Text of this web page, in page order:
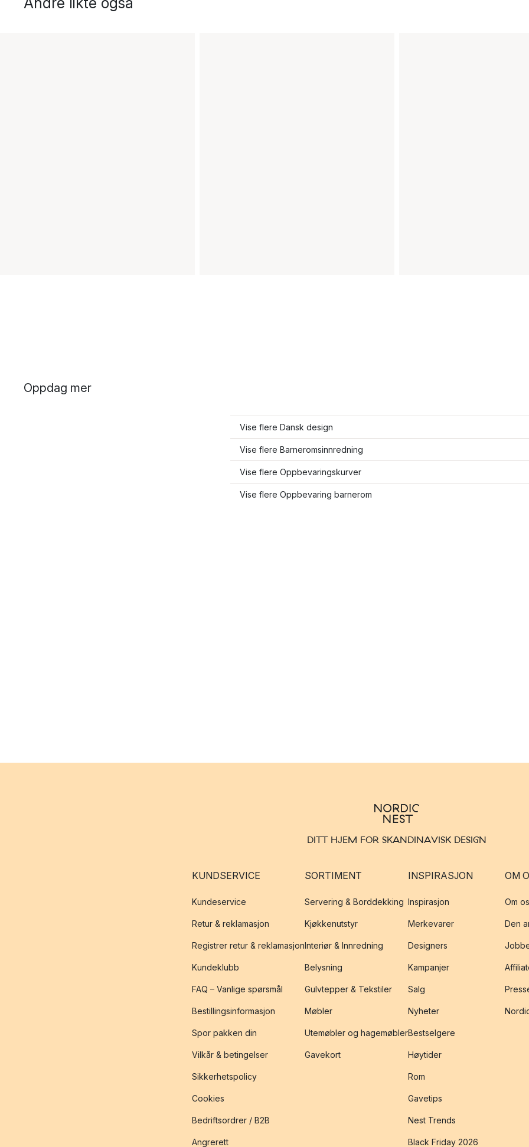
Oppdag mer
Vise flere Dansk design
Vise flere Barneromsinnredning
Vise flere Oppbevaringskurver
Vise flere Oppbevaring barnerom
DITT HJEM FOR SKANDINAVISK DESIGN
KUNDSERVICE
Kundeservice
Retur & reklamasjon
Registrer retur & reklamasjon
Kundeklubb
FAQ – Vanlige spørsmål
Bestillingsinformasjon
Spor pakken din
Vilkår & betingelser
Sikkerhetspolicy
Cookies
Bedriftsordrer / B2B
Angrerett
SORTIMENT
Servering & Borddekking
Kjøkkenutstyr
Interiør & Innredning
Belysning
Gulvtepper & Tekstiler
Møbler
Utemøbler og hagemøbler
Gavekort
INSPIRASJON
Inspirasjon
Merkevarer
Designers
Kampanjer
Salg
Nyheter
Bestselgere
Høytider
Rom
Gavetips
Nest Trends
Black Friday 2026
OM
Om
Den